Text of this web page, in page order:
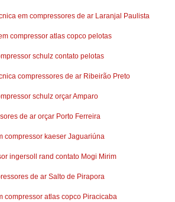
em compressores de ar Laranjal Paulista
compressor atlas copco pelotas
schulz contato pelotas
compressores de ar Ribeirão Preto
schulz orçar Amparo
de ar orçar Porto Ferreira
compressor kaeser Jaguariúna
ingersoll rand contato Mogi Mirim
de ar Salto de Pirapora
compressor atlas copco Piracicaba